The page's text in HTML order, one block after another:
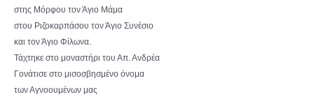
στης Μόρφου τον Άγιο Μάμα
στου Ριζοκαρπάσου τον Άγιο Συνέσιο
και τον Άγιο Φίλωνα.
Τάχτηκε στο μοναστήρι του Απ. Ανδρέα
Γονάτισε στο μισοσβησμένο όνομα
των Αγνοουμένων μας